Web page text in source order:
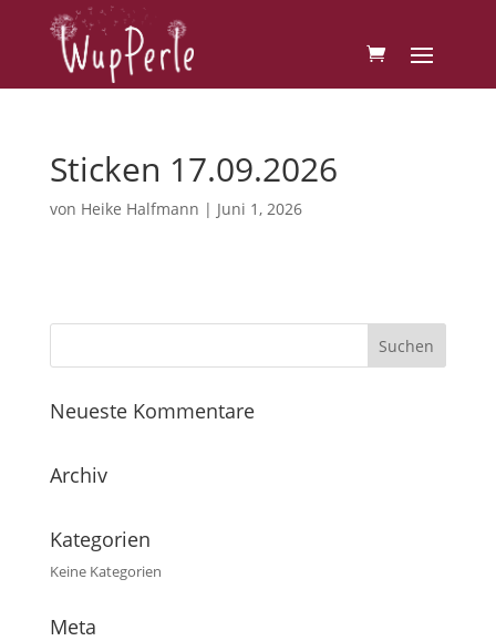
Sticken 17.09.2026
von Heike Halfmann | Juni 1, 2026
Neueste Kommentare
Archiv
Kategorien
Keine Kategorien
Meta